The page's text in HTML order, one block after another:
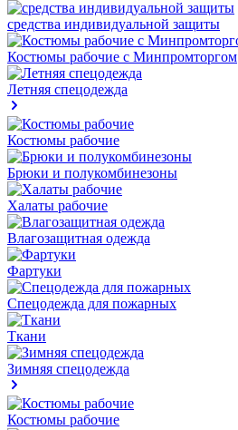
средства индивидуальной защиты
Костюмы рабочие с Минпромторгом
Летняя спецодежда
Костюмы рабочие
Брюки и полукомбинезоны
Халаты рабочие
Влагозащитная одежда
Фартуки
Спецодежда для пожарных
Ткани
Зимняя спецодежда
Костюмы рабочие